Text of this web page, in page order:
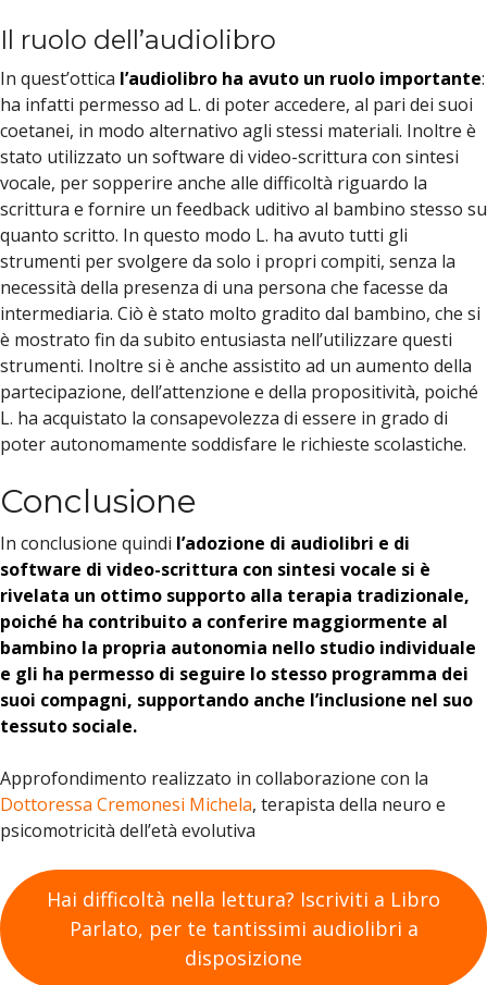
Il ruolo dell’audiolibro
In quest’ottica l’audiolibro ha avuto un ruolo importante:
ha infatti permesso ad L. di poter accedere, al pari dei suoi
coetanei, in modo alternativo agli stessi materiali. Inoltre è
stato utilizzato un software di video-scrittura con sintesi
vocale, per sopperire anche alle difficoltà riguardo la
scrittura e fornire un feedback uditivo al bambino stesso su
quanto scritto. In questo modo L. ha avuto tutti gli
strumenti per svolgere da solo i propri compiti, senza la
necessità della presenza di una persona che facesse da
intermediaria. Ciò è stato molto gradito dal bambino, che si
è mostrato fin da subito entusiasta nell’utilizzare questi
strumenti. Inoltre si è anche assistito ad un aumento della
partecipazione, dell’attenzione e della propositività, poiché
L. ha acquistato la consapevolezza di essere in grado di
poter autonomamente soddisfare le richieste scolastiche.
Conclusione
In conclusione quindi l’adozione di audiolibri e di
software di video-scrittura con sintesi vocale si è
rivelata un ottimo supporto alla terapia tradizionale,
poiché ha contribuito a conferire maggiormente al
bambino la propria autonomia nello studio individuale
e gli ha permesso di seguire lo stesso programma dei
suoi compagni, supportando anche l’inclusione nel suo
tessuto sociale.
Approfondimento realizzato in collaborazione con la
Dottoressa Cremonesi Michela, terapista della neuro e
psicomotricità dell’età evolutiva
Hai difficoltà nella lettura? Iscriviti a Libro
Parlato, per te tantissimi audiolibri a
disposizione